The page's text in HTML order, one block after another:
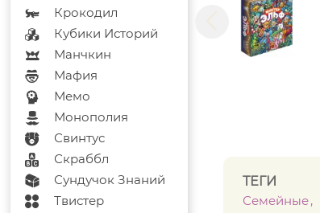
Крокодил
Кубики Историй
Манчкин
Мафия
Мемо
Монополия
Свинтус
Скраббл
Сундучок Знаний
Твистер
ТЕГИ
Семейные